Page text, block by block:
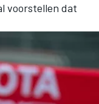
voorstellen dat